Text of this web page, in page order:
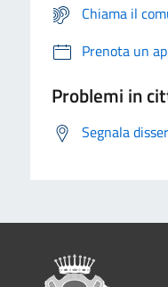
Chiama il
Prenota un
Problemi in
Segnala